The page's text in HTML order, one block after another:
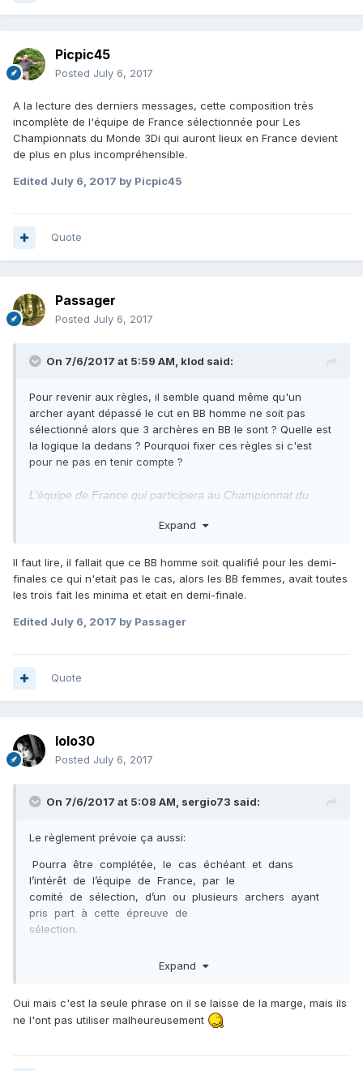
Picpic45
Posted July 6, 2017
A la lecture des derniers messages, cette composition très
incomplète de l'équipe de France sélectionnée pour Les
Championnats du Monde 3Di qui auront lieux en France devient
de plus en plus incompréhensible.
Edited July 6, 2017 by Picpic45
Quote
Passager
Posted July 6, 2017
On 7/6/2017 at 5:59 AM, klod said:
Pour revenir aux règles, il semble quand même qu'un
archer ayant dépassé le cut en BB homme ne soit pas
sélectionné alors que 3 archères en BB le sont ? Quelle est
la logique la dedans ? Pourquoi fixer ces règles si c'est
pour ne pas en tenir compte ?
L’équipe de France qui participera au Championnat du
l’épreuve de sélection dans chaque catégorie,
Sera complétée, d’un ou plusieurs archers qualifiés pour les
demi-finales, ayant réalisé le minima de points considéré ci-
catégorie) :
Expand
Il faut lire, il fallait que ce BB homme soit qualifié pour les demi-
finales ce qui n'etait pas le cas, alors les BB femmes, avait toutes
les trois fait les minima et etait en demi-finale.
Edited July 6, 2017 by Passager
Quote
lolo30
Posted July 6, 2017
On 7/6/2017 at 5:08 AM, sergio73 said:
Le règlement prévoie ça aussi:
Pourra être complétée, le cas échéant et dans
l’intérêt de l’équipe de France, par le
comité de sélection, d’un ou plusieurs archers ayant
pris part à cette épreuve de
sélection.
Le comité de sélection composera l’équipe de France en
prenant en compte les résultats
Expand
Oui mais c'est la seule phrase on il se laisse de la marge, mais ils
ne l'ont pas utiliser malheureusement